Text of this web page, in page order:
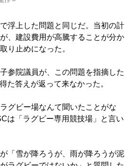
浮上した問題と同じだ。当初の計
、建設費用が高騰することが分か
り止めになった。
参院議員が、この問題を指摘した
た答えが返って来なかった。
グビー場なんて聞いたことがな
は「ラグビー専用競技場」と言い
「雪が降ろうが、雨が降ろうが泥